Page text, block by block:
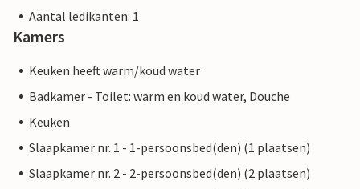
Aantal ledikanten: 1
Kamers
Keuken heeft warm/koud water
Badkamer - Toilet: warm en koud water, Douche
Keuken
Slaapkamer nr. 1 - 1-persoonsbed(den) (1 plaatsen)
Slaapkamer nr. 2 - 2-persoonsbed(den) (2 plaatsen)